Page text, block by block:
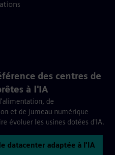
des centres de
à l'IA
de
et de jumeau numérique
évoluer les usines dotées d'IA.
datacenter adaptée à l'IA